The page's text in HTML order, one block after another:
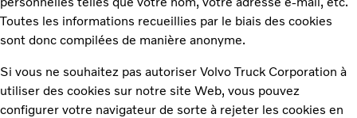
Toutes les informations recueillies par le biais des cookies
sont donc compilées de manière anonyme.
Si vous ne souhaitez pas autoriser Volvo Truck Corporation à
utiliser des cookies sur notre site Web, vous pouvez
configurer votre navigateur de sorte à rejeter les cookies en